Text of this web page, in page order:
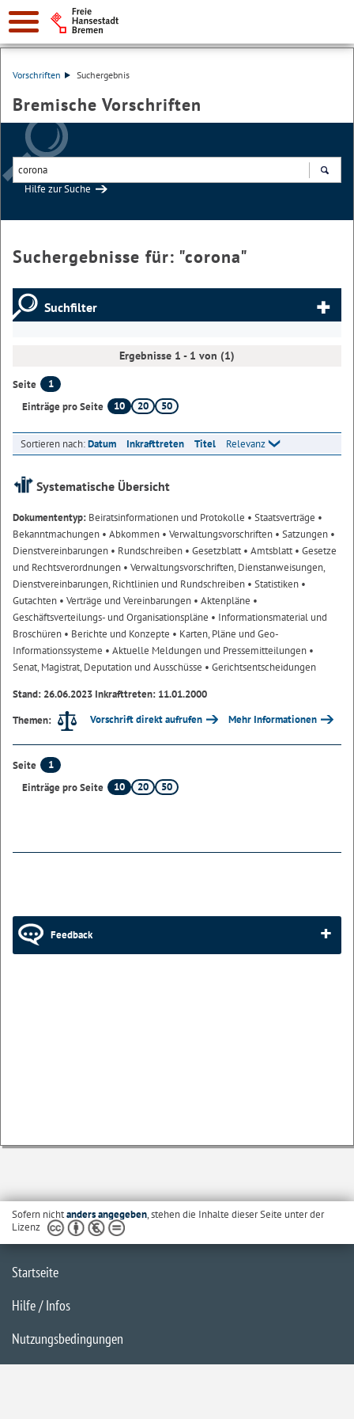
Vorschriften Suchergebnis
Bremische Vorschriften
Hilfe zur Suche
Suchergebnisse für: "corona"
Suchfilter
Ergebnisse 1 - 1 von (1)
Seite
1
Einträge pro Seite
10 20 50
Sortieren nach:Datum Inkrafttreten Titel Relevanz
Systematische Übersicht
Dokumententyp: Beiratsinformationen und Protokolle • Staatsverträge •
Bekanntmachungen • Abkommen • Verwaltungsvorschriften • Satzungen •
Dienstvereinbarungen • Rundschreiben • Gesetzblatt• Amtsblatt• Gesetze
und Rechtsverordnungen • Verwaltungsvorschriften, Dienstanweisungen,
Dienstvereinbarungen, Richtlinien und Rundschreiben • Statistiken •
Gutachten • Verträge und Vereinbarungen • Aktenpläne •
Geschäftsverteilungs- und Organisationspläne • Informationsmaterial und
Broschüren • Berichte und Konzepte • Karten, Pläne und Geo-
Informationssysteme • Aktuelle Meldungen und Pressemitteilungen •
Senat, Magistrat, Deputation und Ausschüsse • Gerichtsentscheidungen
Stand: 26.06.2023 Inkrafttreten: 11.01.2000
Themen:
Vorschrift direkt aufrufen Mehr Informationen
Seite
1
Einträge pro Seite
10 20 50
Feedback
Sofern nichtanders angegeben, stehen die Inhalte dieser Seite unter der
Lizenz
Startseite
Hilfe / Infos
Nutzungsbedingungen